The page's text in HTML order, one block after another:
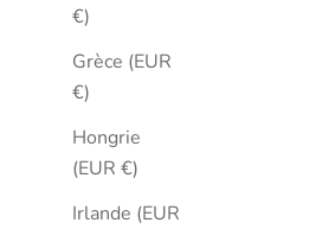
€)
Grèce (EUR
€)
Hongrie
(EUR €)
Irlande (EUR